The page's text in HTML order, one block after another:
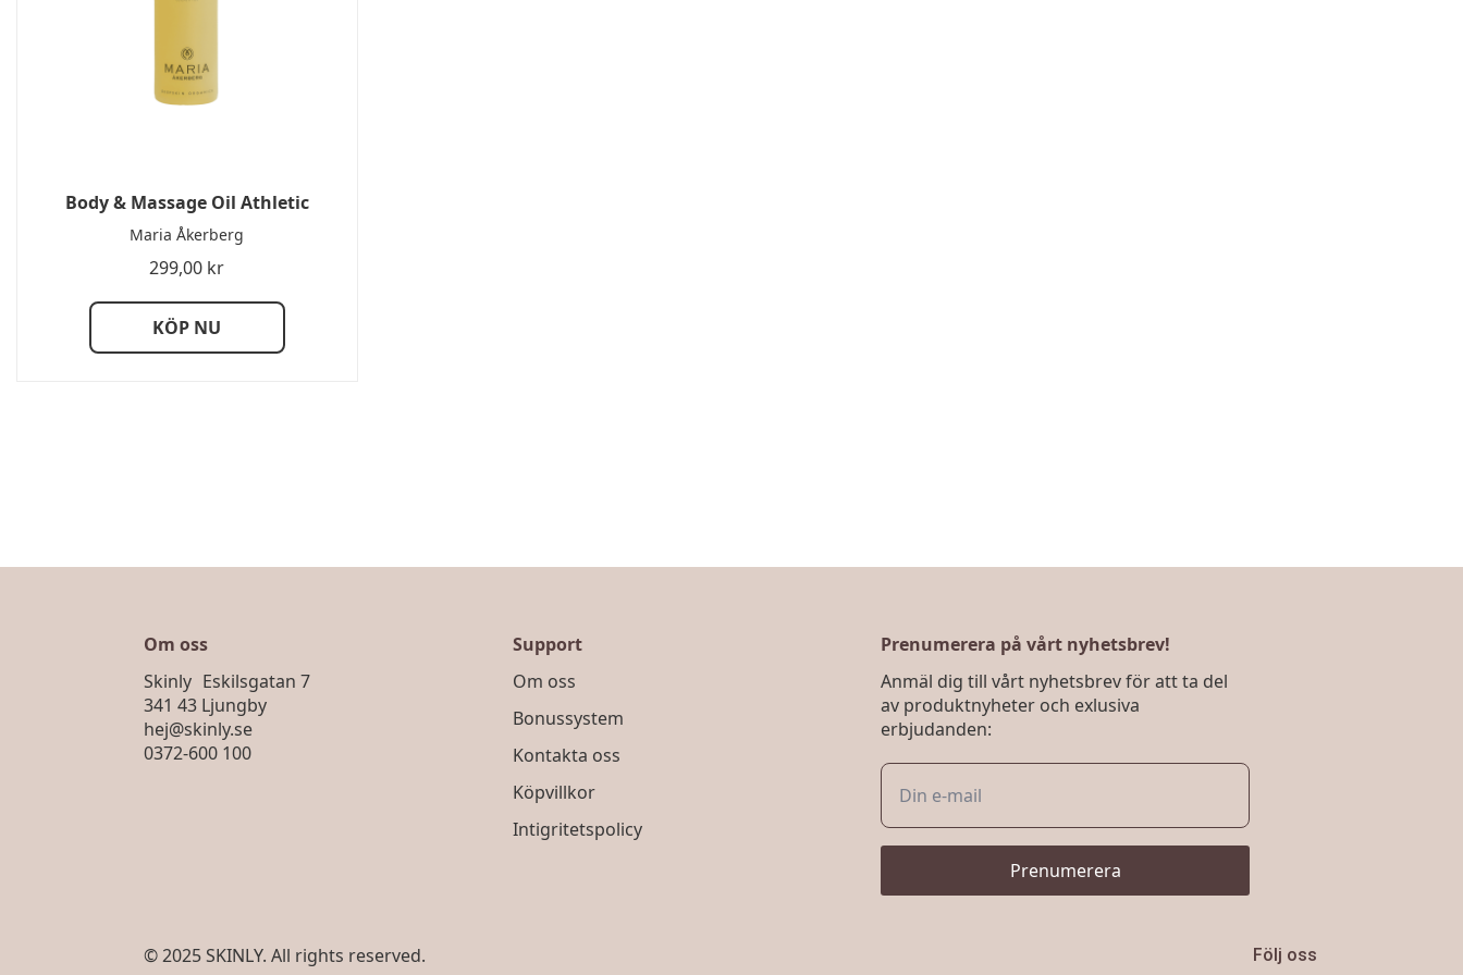
Body & Massage Oil Athletic
Maria Åkerberg
299,00 kr
KÖP NU
Om oss
Skinly Eskilsgatan 7
341 43 Ljungby
hej@skinly.se
0372-600 100
Support
Om oss
Bonussystem
Kontakta oss
Köpvillkor
Intigritetspolicy
Prenumerera på vårt nyhetsbrev!
Anmäl dig till vårt nyhetsbrev för att ta del
av produktnyheter och exlusiva
erbjudanden:
Prenumerera
© 2025 SKINLY. All rights reserved. Följ oss